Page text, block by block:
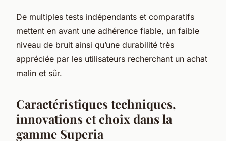
De multiples tests indépendants et comparatifs
mettent en avant une adhérence fiable, un faible
niveau de bruit ainsi qu’une durabilité très
appréciée par les utilisateurs recherchant un achat
malin et sûr.
Caractéristiques techniques,
innovations et choix dans la
gamme Superia